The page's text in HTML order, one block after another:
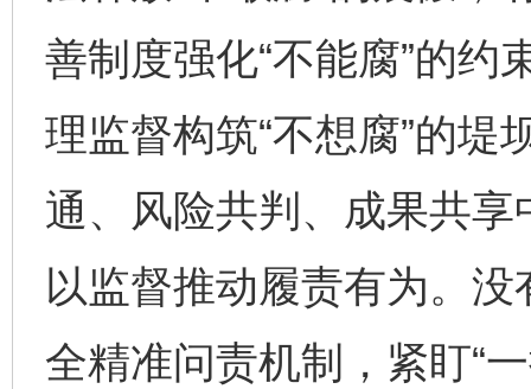
善制度强化“不能腐”的约
理监督构筑“不想腐”的堤
通、风险共判、成果共
以监督推动履责有为。
全精准问责机制，紧盯“